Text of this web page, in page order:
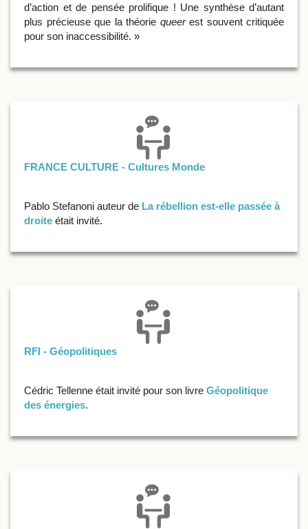
d’action et de pensée prolifique ! Une synthèse d’autant
plus précieuse que la théorie queer est souvent critiquée
pour son inaccessibilité. »
FRANCE CULTURE - Cultures Monde
Pablo Stefanoni auteur de La rébellion est-elle passée à
droite était invité.
RFI - Géopolitiques
Cédric Tellenne était invité pour son livre Géopolitique
des énergies.